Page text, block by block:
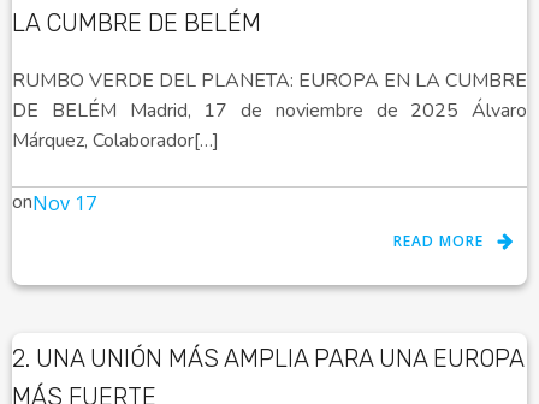
LA CUMBRE DE BELÉM
RUMBO VERDE DEL PLANETA: EUROPA EN LA CUMBRE
DE BELÉM Madrid, 17 de noviembre de 2025 Álvaro
Márquez, Colaborador[…]
onNov 17
READ MORE
2. UNA UNIÓN MÁS AMPLIA PARA UNA EUROPA
MÁS FUERTE